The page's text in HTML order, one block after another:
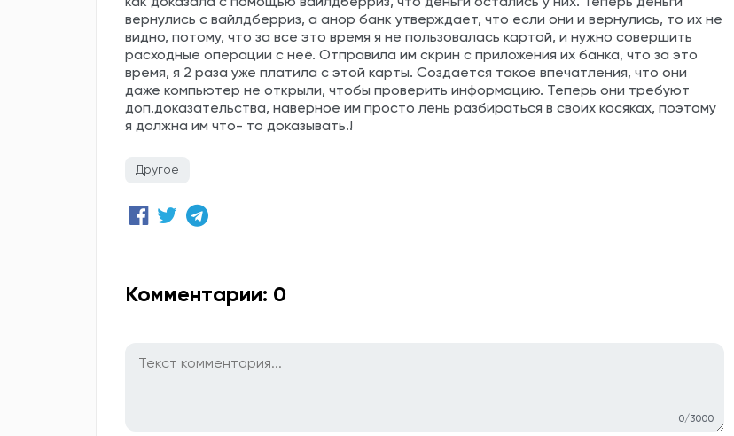
вернулись с вайлдберриз, а анор банк утверждает, что если они и вернулись, то их не
видно, потому, что за все это время я не пользовалась картой, и нужно совершить
расходные операции с неё. Отправила им скрин с приложения их банка, что за это
время, я 2 раза уже платила с этой карты. Создается такое впечатления, что они
даже компьютер не открыли, чтобы проверить информацию. Теперь они требуют
доп.доказательства, наверное им просто лень разбираться в своих косяках, поэтому
я должна им что- то доказывать.!
Другое
Комментарии: 0
0/3000